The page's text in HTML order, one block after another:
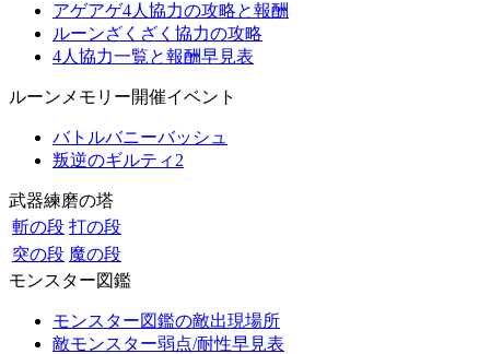
アゲアゲ4人協力の攻略と報酬
ルーンざくざく協力の攻略
4人協力一覧と報酬早見表
ルーンメモリー開催イベント
バトルバニーバッシュ
叛逆のギルティ2
武器練磨の塔
斬の段 打の段
突の段 魔の段
モンスター図鑑
モンスター図鑑の敵出現場所
敵モンスター弱点/耐性早見表